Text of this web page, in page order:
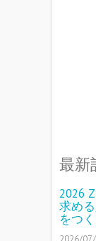
最新
2026
求め
をつ